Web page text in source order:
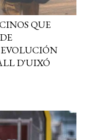
QUE
D'UIXÓ